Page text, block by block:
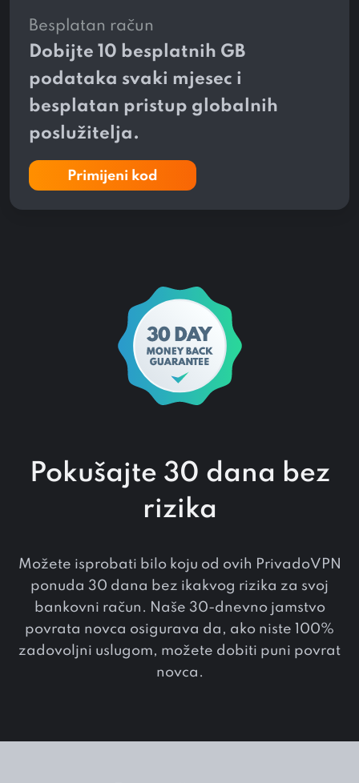
Besplatan račun
Dobijte 10 besplatnih GB
podataka svaki mjesec i
besplatan pristup globalnih
poslužitelja.
Primijeni kod
Pokušajte 30 dana bez
rizika
Možete isprobati bilo koju od ovih PrivadoVPN
ponuda 30 dana bez ikakvog rizika za svoj
bankovni račun. Naše 30-dnevno jamstvo
povrata novca osigurava da, ako niste 100%
zadovoljni uslugom, možete dobiti puni povrat
novca.